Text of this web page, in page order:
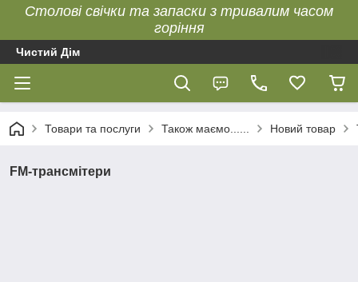
Столові свічки та запаски з тривалим часом
горіння
Чистий Дім
Товари та послуги Також маємо...... Новий товар
FM-трансмітери